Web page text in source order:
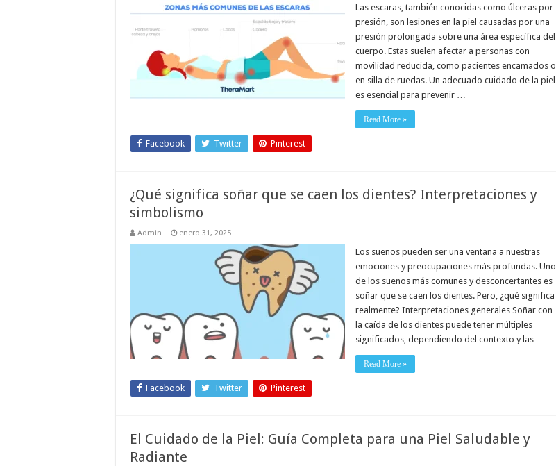
Las escaras, también conocidas como úlceras por
presión, son lesiones en la piel causadas por una
presión prolongada sobre una área específica del
cuerpo. Estas suelen afectar a personas con
movilidad reducida, como pacientes encamados o
en silla de ruedas. Un adecuado cuidado de la piel
es esencial para prevenir …
Read More »
Facebook Twitter Pinterest
¿Qué significa soñar que se caen los dientes? Interpretaciones y
simbolismo
Admin enero 31, 2025
Los sueños pueden ser una ventana a nuestras
emociones y preocupaciones más profundas. Uno
de los sueños más comunes y desconcertantes es
soñar que se caen los dientes. Pero, ¿qué significa
realmente? Interpretaciones generales Soñar con
la caída de los dientes puede tener múltiples
significados, dependiendo del contexto y las …
Read More »
Facebook Twitter Pinterest
El Cuidado de la Piel: Guía Completa para una Piel Saludable y
Radiante